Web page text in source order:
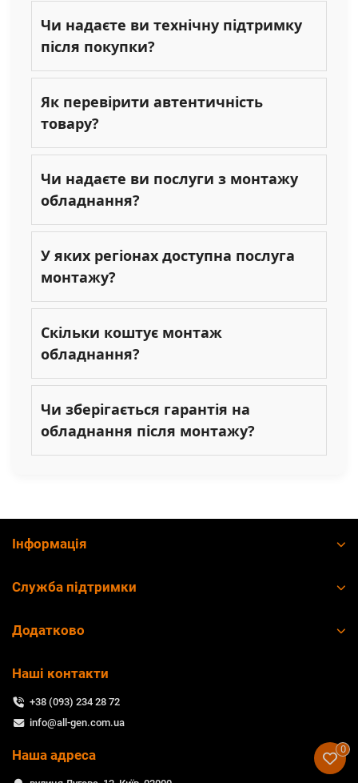
Чи надаєте ви технічну підтримку
після покупки?
Як перевірити автентичність
товару?
Чи надаєте ви послуги з монтажу
обладнання?
У яких регіонах доступна послуга
монтажу?
Скільки коштує монтаж
обладнання?
Чи зберігається гарантія на
обладнання після монтажу?
Інформація
Служба підтримки
Додатково
Наші контакти
+38 (093) 234 28 72
info@all-gen.com.ua
Наша адреса 0